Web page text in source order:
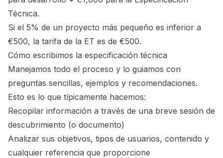
Técnica.
Si el 5% de un proyecto más pequeño es inferior a
€500, la tarifa de la ET es de €500.
Cómo escribimos la especificación técnica
Manejamos todo el proceso y lo guiamos con
preguntas sencillas, ejemplos y recomendaciones.
Esto es lo que típicamente hacemos:
Recopilar información a través de una breve sesión de
descubrimiento (o documento)
Analizar sus objetivos, tipos de usuarios, contenido y
cualquier referencia que proporcione